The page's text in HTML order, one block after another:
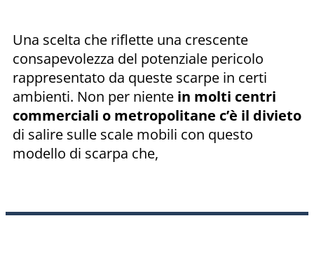
Una scelta che riflette una crescente
consapevolezza del potenziale pericolo
rappresentato da queste scarpe in certi
ambienti. Non per niente in molti centri
commerciali o metropolitane c’è il divieto
di salire sulle scale mobili con questo
modello di scarpa che,